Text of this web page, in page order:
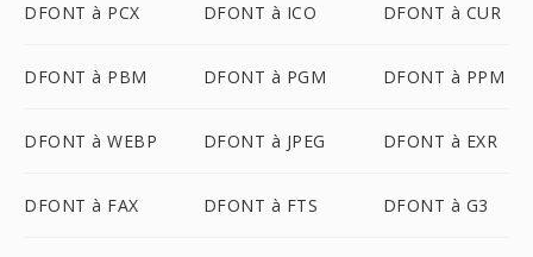
DFONT à PCX DFONT à ICO DFONT à CUR
DFONT à PBM DFONT à PGM DFONT à PPM
DFONT à WEBP DFONT à JPEG DFONT à EXR
DFONT à FAX DFONT à FTS DFONT à G3